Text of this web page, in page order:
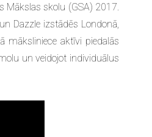
Mākslas skolu (GSA) 2017.
Dazzle izstādēs Londonā,
māksliniece aktīvi piedalās
un veidojot individuālus